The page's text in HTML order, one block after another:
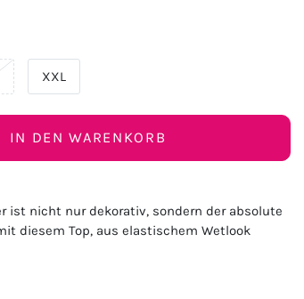
XXL
IN DEN WARENKORB
ist nicht nur dekorativ, sondern der absolute
diesem Top, aus elastischem Wetlook